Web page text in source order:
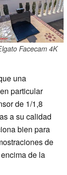
Facecam 4K
una
particular
de 1/1,8
a su calidad
bien para
de
de la